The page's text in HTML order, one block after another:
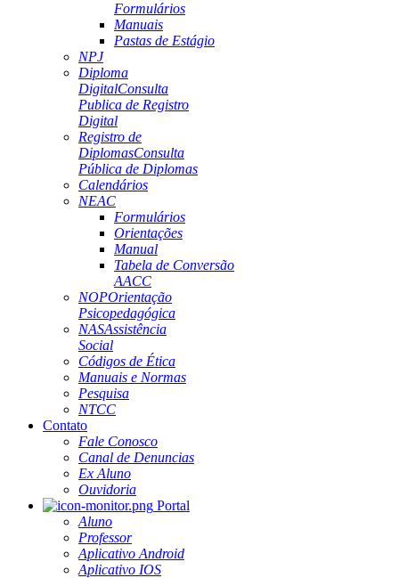
Formulários
Manuais
Pastas de Estágio
NPJ
Diploma
DigitalConsulta
Publica de Registro
Digital
Registro de
DiplomasConsulta
Pública de Diplomas
Calendários
NEAC
Formulários
Orientações
Manual
Tabela de Conversão
AACC
NOPOrientação
Psicopedagógica
NASAssistência
Social
Códigos de Ética
Manuais e Normas
Pesquisa
NTCC
Contato
Fale Conosco
Canal de Denuncias
Ex Aluno
Ouvidoria
Portal
Aluno
Professor
Aplicativo Android
Aplicativo IOS